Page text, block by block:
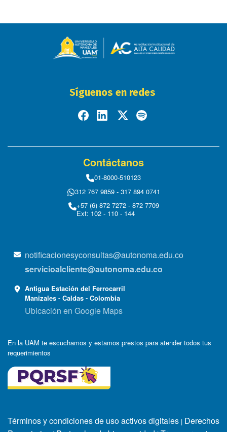
Síguenos en redes
Contáctanos
01-8000-510123
312 767 9859 - 317 894 0741
+57 (6) 872 7272 - 872 7709
Ext: 102 - 110 - 144
notificacionesyconsultas@autonoma.edu.co
servicioalcliente@autonoma.edu.co
Antigua Estación del Ferrocarril
Manizales - Caldas - Colombia
Ubicación en Google Maps
En la UAM te escuchamos y estamos prestos para atender todos tus
requerimientos
Términos y condiciones de uso activos digitales | Derechos